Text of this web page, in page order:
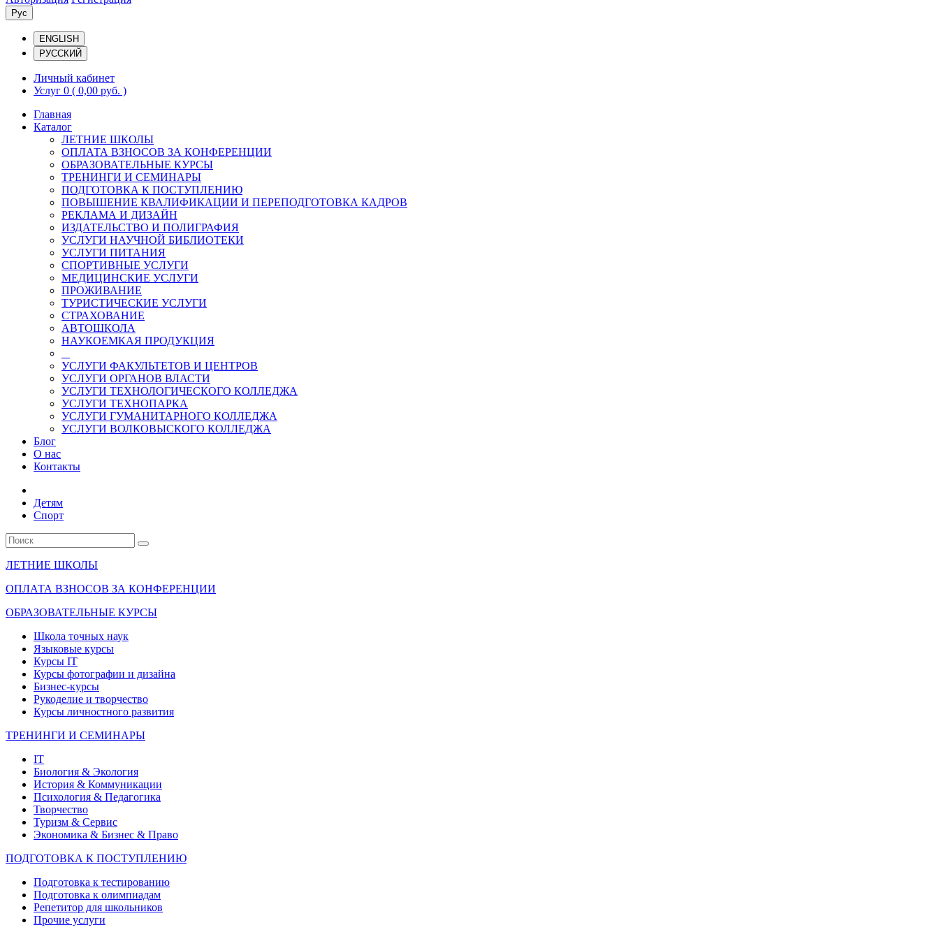
Рус
ENGLISH
РУССКИЙ
Личный кабинет
Услуг 0 ( 0,00 руб. )
Главная
Каталог
ЛЕТНИЕ ШКОЛЫ
ОПЛАТА ВЗНОСОВ ЗА КОНФЕРЕНЦИИ
ОБРАЗОВАТЕЛЬНЫЕ КУРСЫ
ТРЕНИНГИ И СЕМИНАРЫ
ПОДГОТОВКА К ПОСТУПЛЕНИЮ
ПОВЫШЕНИЕ КВАЛИФИКАЦИИ И ПЕРЕПОДГОТОВКА КАДРОВ
РЕКЛАМА И ДИЗАЙН
ИЗДАТЕЛЬСТВО И ПОЛИГРАФИЯ
УСЛУГИ НАУЧНОЙ БИБЛИОТЕКИ
УСЛУГИ ПИТАНИЯ
СПОРТИВНЫЕ УСЛУГИ
МЕДИЦИНСКИЕ УСЛУГИ
ПРОЖИВАНИЕ
ТУРИСТИЧЕСКИЕ УСЛУГИ
СТРАХОВАНИЕ
АВТОШКОЛА
НАУКОЕМКАЯ ПРОДУКЦИЯ
УСЛУГИ ФАКУЛЬТЕТОВ И ЦЕНТРОВ
УСЛУГИ ОРГАНОВ ВЛАСТИ
УСЛУГИ ТЕХНОЛОГИЧЕСКОГО КОЛЛЕДЖА
УСЛУГИ ТЕХНОПАРКА
УСЛУГИ ГУМАНИТАРНОГО КОЛЛЕДЖА
УСЛУГИ ВОЛКОВЫСКОГО КОЛЛЕДЖА
Блог
О нас
Контакты
Детям
Спорт
ЛЕТНИЕ ШКОЛЫ
ОПЛАТА ВЗНОСОВ ЗА КОНФЕРЕНЦИИ
ОБРАЗОВАТЕЛЬНЫЕ КУРСЫ
Школа точных наук
Языковые курсы
Курсы IT
Курсы фотографии и дизайна
Бизнес-курсы
Рукоделие и творчество
Курсы личностного развития
ТРЕНИНГИ И СЕМИНАРЫ
IT
Биология & Экология
История & Коммуникации
Психология & Педагогика
Творчество
Туризм & Сервис
Экономика & Бизнес & Право
ПОДГОТОВКА К ПОСТУПЛЕНИЮ
Подготовка к тестированию
Подготовка к олимпиадам
Репетитор для школьников
Прочие услуги